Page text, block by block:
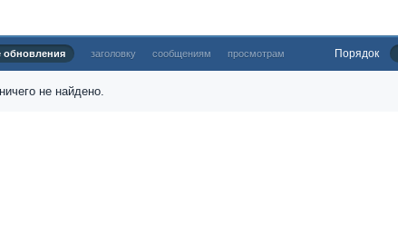
обновления заголовку сообщениям просмотрам Порядок
не найдено.